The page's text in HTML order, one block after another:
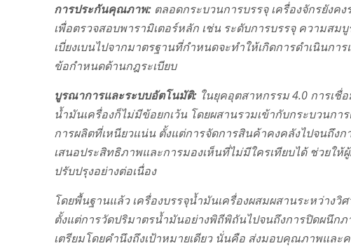
การประกันคุณภาพ: ตลอดกระบวนการบรรจุ เครื่องจักรยังค
เพื่อตรวจสอบพารามิเตอร์หลัก เช่น ระดับการบรรจุ ความ
เบี่ยงเบนไปจากมาตรฐานที่กำหนดจะทำให้เกิดการดำเนิน
ข้อกำหนดด้านกฎระเบียบ
บูรณาการและระบบอัตโนมัติ: ในยุคอุตสาหกรรม 4.0 การเ
น้ำมันเครื่องก็ไม่มีข้อยกเว้น โดยผสานรวมเข้ากับกระบวนกา
การผลิตที่เหนียวแน่น ตั้งแต่การจัดการสินค้าคงคลังไปจนถึงก
เสนอประสิทธิภาพและการมองเห็นที่ไม่มีใครเทียบได้ ช่วยใ
ปรับปรุงอย่างต่อเนื่อง
โดยพื้นฐานแล้ว เครื่องบรรจุน้ำมันเครื่องผสมผสานระหว่าง
ตั้งแต่การวัดปริมาตรน้ำมันอย่างพิถีพิถันไปจนถึงการปิดผนึก
เตรียมโดยคำนึงถึงเป้าหมายเดียว นั่นคือ ส่งมอบคุณภาพและ